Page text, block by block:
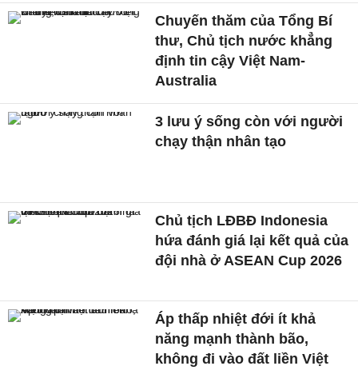
Chuyến thăm của Tổng Bí
thư, Chủ tịch nước khẳng
định tin cậy Việt Nam-
Australia
3 lưu ý sống còn với người
chạy thận nhân tạo
Chủ tịch LĐBĐ Indonesia
hứa đánh giá lại kết quả của
đội nhà ở ASEAN Cup 2026
Áp thấp nhiệt đới ít khả
năng mạnh thành bão,
không đi vào đất liền Việt